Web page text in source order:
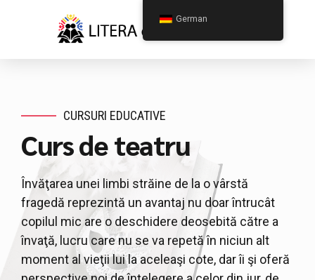
CURSURI EDUCATIVE
Curs de teatru
Învăţarea unei limbi străine de la o vârstă
fragedă reprezintă un avantaj nu doar întrucât
copilul mic are o deschidere deosebită către a
învaţă, lucru care nu se va repetă în niciun alt
moment al vieţii lui la aceleaşi cote, dar îi şi oferă
German